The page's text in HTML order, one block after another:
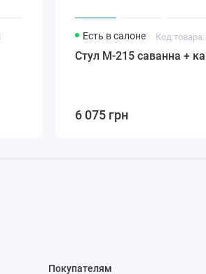
Есть в салоне Код
Стул M-215 саванна +
6 075 грн
Покупателям